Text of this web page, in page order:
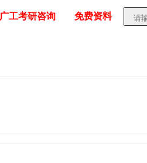
广工考研咨询 免费资料